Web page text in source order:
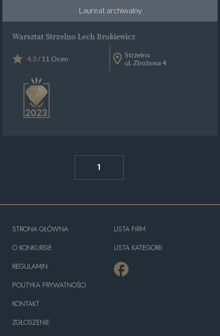
Laureat archiwalny
Warsztat Strzelno Lech Brukiewicz
4.3/ 11 Ocen
Strzelno
ul. Zbożowa 4
1
STRONA GŁÓWNA
O KONKURSIE
REGULAMIN
POLITYKA PRYWATNOŚCI
KONTAKT
ZGŁOSZENIE
LISTA FIRM
LISTA KATEGORII